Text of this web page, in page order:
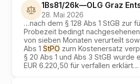
1Bs81/26k—OLG Graz
28. Mai 2026
…nach dem § 128 Abs 1 StGB zur
Probezeit bedingt
von sieben Monaten verurteilt
Abs 1 StPO zum Kostenersatz
§ 20 Abs 1 und Abs 3 StGB wurde
EUR 6.220,50 für verfallen erklärt…